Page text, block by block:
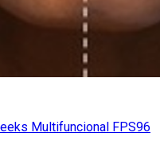
Multifuncional FPS96